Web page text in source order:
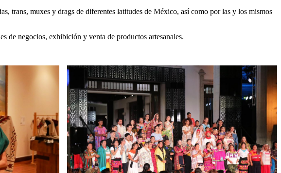
trans, muxes y drags de diferentes latitudes de México, así como por las y los mismos
de negocios, exhibición y venta de productos artesanales.